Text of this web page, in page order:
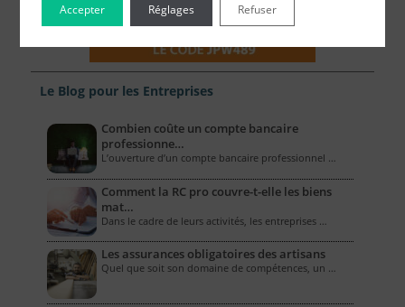
Le Blog pour les Entreprises
Combien coûte un compte bancaire
professionne…
L’ouverture d’un compte bancaire professionnel …
Comment la RC pro couvre-t-elle les biens
mat…
Dans le cadre de leurs activités, les entreprises …
Les assurances obligatoires des artisans
Quel que soit son domaine de compétences, un …
Accepter Refuser
Réglages